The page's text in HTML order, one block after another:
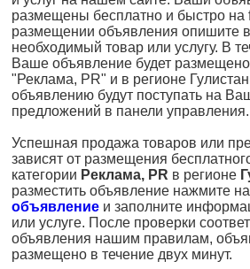
размещены бесплатно и быстро на
размещении объявления опишите в
необходимый товар или услугу. В
Ваше объявление будет размещено
"Реклама, PR" и в регионе
объявлению будут поступать на
предложений в панели управления.
Успешная продажа товаров или
зависят от размещения
категории Реклама, PR в регионе
разместить объявление нажмите
объявление и заполните
или услуге. После проверки
объявления нашим правилам,
размещено в течение двух минут.